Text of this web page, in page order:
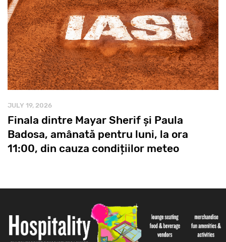
JULY 19, 2026
Finala dintre Mayar Sherif și Paula
Badosa, amânată pentru luni, la ora
11:00, din cauza condițiilor meteo